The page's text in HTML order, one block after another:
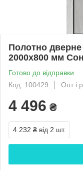
Полотно дверне
2000х800 мм
Готово до відправки
Код: 100429
Опт і
4 496 ₴
4 232 ₴ від 2 шт.